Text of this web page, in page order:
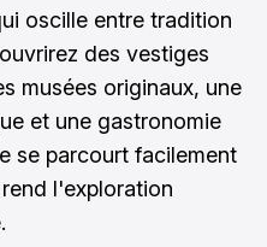
oscille entre tradition
des vestiges
musées originaux, une
et une gastronomie
se parcourt facilement
l'exploration